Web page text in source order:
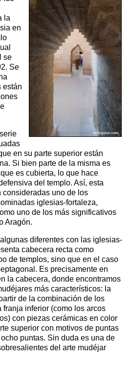
la
en
se
Se
están
en su parte superior están
Si bien parte de la misma es
es cubierta, lo que hace
del templo. Así, esta
consideradas uno de los
iglesias-fortaleza,
uno de los más significativos
Aragón.
diferentes con las iglesias-
cabecera recta como
de templos, sino que en el caso
Es precisamente en
la cabecera, donde encontramos
más característicos: la
de la combinación de los
inferior (como los arcos
con piezas cerámicas en color
superior con motivos de puntas
puntas. Sin duda es una de
del arte mudéjar